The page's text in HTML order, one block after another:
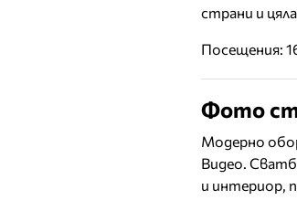
страни и
Посещения:
Фото
Модерно
Видео.
и интериор,